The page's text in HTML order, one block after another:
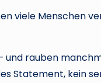
viele Menschen
und rauben
Statement, kein